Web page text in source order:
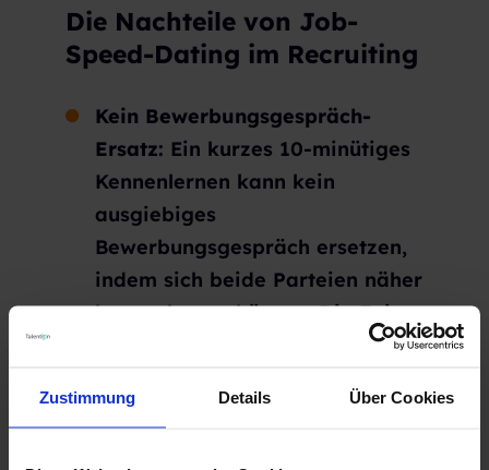
Zustimmung Details Über Cookies
Die Nachteile von Job-
Speed-Dating im Recruiting
Kein Bewerbungsgespräch-
Ersatz: Ein kurzes 10-minütiges
Kennenlernen kann kein
ausgiebiges
Bewerbungsgespräch ersetzen,
indem sich beide Parteien näher
kennenlernen können. Die Zeit
wird Ihnen nicht die Möglichkeit
ausgiebig kennenzulernen. Auch